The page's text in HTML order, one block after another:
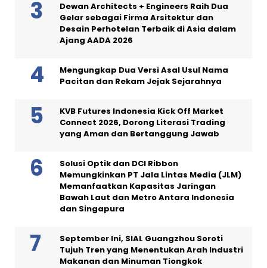
Dewan Architects + Engineers Raih Dua
Gelar sebagai Firma Arsitektur dan
Desain Perhotelan Terbaik di Asia dalam
Ajang AADA 2026
Mengungkap Dua Versi Asal Usul Nama
Pacitan dan Rekam Jejak Sejarahnya
KVB Futures Indonesia Kick Off Market
Connect 2026, Dorong Literasi Trading
yang Aman dan Bertanggung Jawab
Solusi Optik dan DCI Ribbon
Memungkinkan PT Jala Lintas Media (JLM)
Memanfaatkan Kapasitas Jaringan
Bawah Laut dan Metro Antara Indonesia
dan Singapura
September Ini, SIAL Guangzhou Soroti
Tujuh Tren yang Menentukan Arah Industri
Makanan dan Minuman Tiongkok